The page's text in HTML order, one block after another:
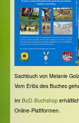
Sachbuch von Melanie
Vom Erlös des Buches
Im BoD-Buchshop
Online-Plattformen.